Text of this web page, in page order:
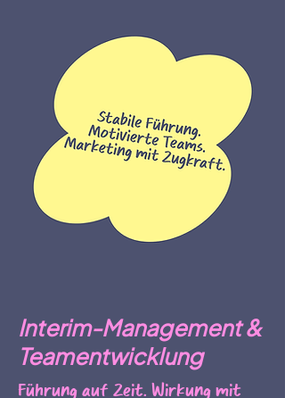
Interim-Management &
Teamentwicklung
Führung auf Zeit. Wirkung mit